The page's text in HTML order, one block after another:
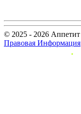
© 2025 - 2026 Аппетит
Правовая Информация